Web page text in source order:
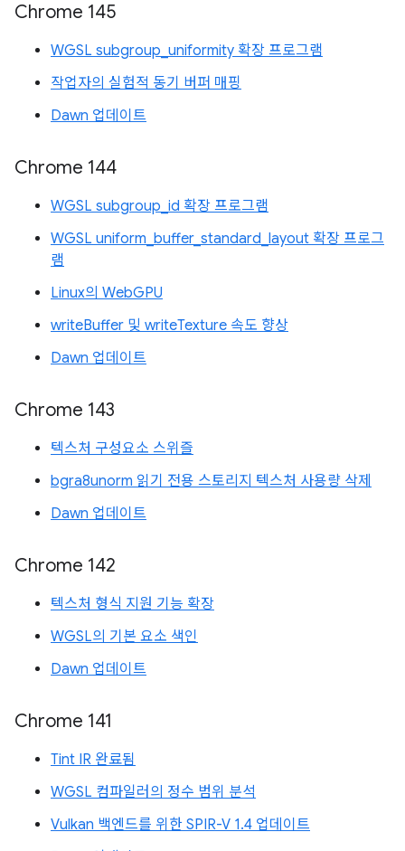
Chrome 145
WGSL subgroup_uniformity 확장 프로그램
작업자의 실험적 동기 버퍼 매핑
Dawn 업데이트
Chrome 144
WGSL subgroup_id 확장 프로그램
WGSL uniform_buffer_standard_layout 확장 프로그
램
Linux의 WebGPU
writeBuffer 및 writeTexture 속도 향상
Dawn 업데이트
Chrome 143
텍스처 구성요소 스위즐
bgra8unorm 읽기 전용 스토리지 텍스처 사용량 삭제
Dawn 업데이트
Chrome 142
텍스처 형식 지원 기능 확장
WGSL의 기본 요소 색인
Dawn 업데이트
Chrome 141
Tint IR 완료됨
WGSL 컴파일러의 정수 범위 분석
Vulkan 백엔드를 위한 SPIR-V 1.4 업데이트